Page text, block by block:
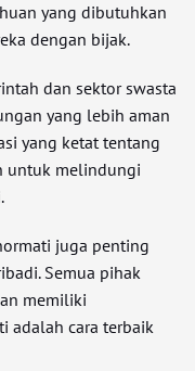
yang dibutuhkan
dengan bijak.
dan sektor swasta
yang lebih aman
yang ketat tentang
untuk melindungi
juga penting
Semua pihak
memiliki
adalah cara terbaik